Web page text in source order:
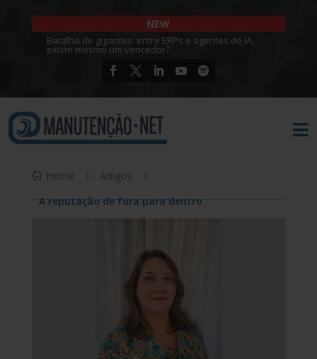
NEW
Batalha de gigantes: entre ERPs e agentes de IA,
existe mesmo um vencedor?

Home
Artigos
A reputação de fora para dentro